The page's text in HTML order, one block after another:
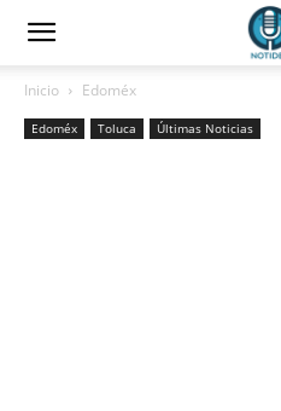
Inicio Edoméx
Edoméx Toluca Últimas Noticias